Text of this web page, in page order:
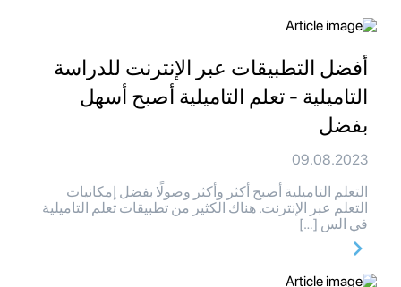
أفضل التطبيقات عبر الإنترنت للدراسة
التاميلية - تعلم التاميلية أصبح أسهل
بفضل
09.08.2023
التعلم التاميلية أصبح أكثر وأكثر وصولًا بفضل إمكانيات
التعلم عبر الإنترنت. هناك الكثير من تطبيقات تعلم التاميلية
في الس […]